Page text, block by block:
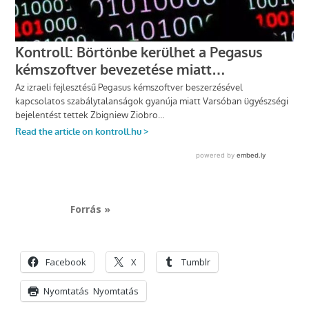
Forrás »
Facebook X Tumblr
Nyomtatás Nyomtatás